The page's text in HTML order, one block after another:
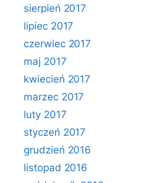
sierpień 2017
lipiec 2017
czerwiec 2017
maj 2017
kwiecień 2017
marzec 2017
luty 2017
styczeń 2017
grudzień 2016
listopad 2016